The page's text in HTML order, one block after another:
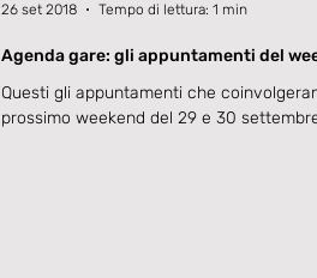
Agenda gare: gli appuntamenti del
Questi gli appuntamenti che
prossimo weekend del 29 e 30
26 set 2018 Tempo di lettura: 1 min